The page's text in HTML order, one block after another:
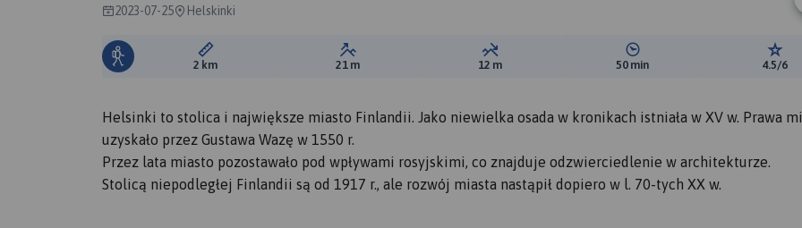
2023-07-25 Helskinki
Długość trasy:
2 km Suma przewyższeń:
21 m Suma spadków:
12 m Średni czas potrzebny na
50 min 4.5/6
Helsinki to stolica i największe miasto Finlandii. Jako niewielka osada w kronikach istniała w XV w. Prawa
uzyskało przez Gustawa Wazę w 1550 r.
Przez lata miasto pozostawało pod wpływami rosyjskimi, co znajduje odzwierciedlenie w architekturze.
Stolicą niepodległej Finlandii są od 1917 r., ale rozwój miasta nastąpił dopiero w l. 70-tych XX w.